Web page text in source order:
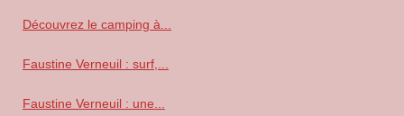
Découvrez le camping à...
Faustine Verneuil : surf,...
Faustine Verneuil : une...